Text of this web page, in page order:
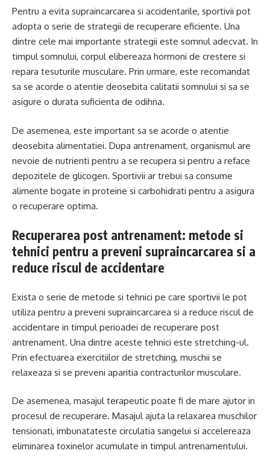
Pentru a evita supraincarcarea si accidentarile, sportivii pot
adopta o serie de strategii de recuperare eficiente. Una
dintre cele mai importante strategii este somnul adecvat. In
timpul somnului, corpul elibereaza hormoni de crestere si
repara tesuturile musculare. Prin urmare, este recomandat
sa se acorde o atentie deosebita calitatii somnului si sa se
asigure o durata suficienta de odihna.
De asemenea, este important sa se acorde o atentie
deosebita alimentatiei. Dupa antrenament, organismul are
nevoie de nutrienti pentru a se recupera si pentru a reface
depozitele de glicogen. Sportivii ar trebui sa consume
alimente bogate in proteine si carbohidrati pentru a asigura
o recuperare optima.
Recuperarea post antrenament: metode si
tehnici pentru a preveni supraincarcarea si a
reduce riscul de accidentare
Exista o serie de metode si tehnici pe care sportivii le pot
utiliza pentru a preveni supraincarcarea si a reduce riscul de
accidentare in timpul perioadei de recuperare post
antrenament. Una dintre aceste tehnici este stretching-ul.
Prin efectuarea exercitiilor de stretching, muschii se
relaxeaza si se preveni aparitia contracturilor musculare.
De asemenea, masajul terapeutic poate fi de mare ajutor in
procesul de recuperare. Masajul ajuta la relaxarea muschilor
tensionati, imbunatateste circulatia sangelui si accelereaza
eliminarea toxinelor acumulate in timpul antrenamentului.